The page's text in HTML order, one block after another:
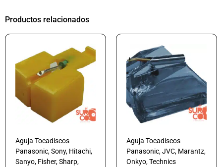
Productos relacionados
Aguja Tocadiscos
Panasonic, Sony, Hitachi,
Sanyo, Fisher, Sharp,
Aguja Tocadiscos
Panasonic, JVC, Marantz,
Onkyo, Technics